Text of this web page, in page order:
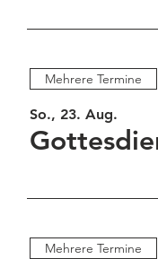
Mehrere Termine
So., 23. Aug.
Mehrere Termine